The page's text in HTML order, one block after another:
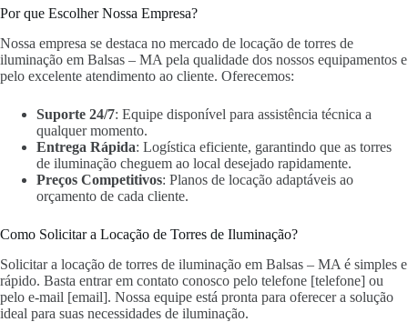
Por que Escolher Nossa Empresa?
Nossa empresa se destaca no mercado de locação de torres de
iluminação em Balsas – MA pela qualidade dos nossos equipamentos e
pelo excelente atendimento ao cliente. Oferecemos:
Suporte 24/7: Equipe disponível para assistência técnica a
qualquer momento.
Entrega Rápida: Logística eficiente, garantindo que as torres
de iluminação cheguem ao local desejado rapidamente.
Preços Competitivos: Planos de locação adaptáveis ao
orçamento de cada cliente.
Como Solicitar a Locação de Torres de Iluminação?
Solicitar a locação de torres de iluminação em Balsas – MA é simples e
rápido. Basta entrar em contato conosco pelo telefone [telefone] ou
pelo e-mail [email]. Nossa equipe está pronta para oferecer a solução
ideal para suas necessidades de iluminação.